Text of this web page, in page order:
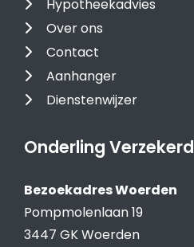
Hypotheekadvies
Over ons
Contact
Aanhanger
Dienstenwijzer
Onderling Verzekerd
Bezoekadres Woerden
Pompmolenlaan 19
3447 GK Woerden